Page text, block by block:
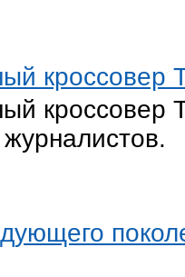
кроссовер
кроссовер